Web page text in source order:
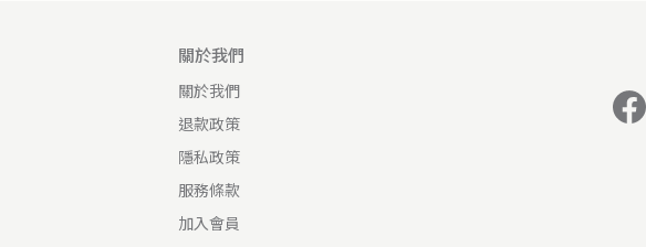
關於我們
關於我們
退款政策
隱私政策
服務條款
加入會員